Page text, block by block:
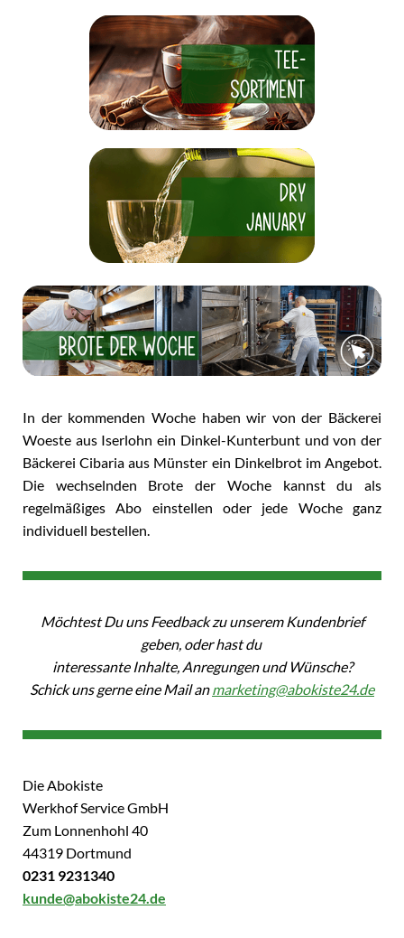
In der kommenden Woche haben wir von der Bäckerei
Woeste aus Iserlohn ein Dinkel-Kunterbunt und von der
Bäckerei Cibaria aus Münster ein Dinkelbrot im Angebot.
Die wechselnden Brote der Woche kannst du als
regelmäßiges Abo einstellen oder jede Woche ganz
individuell bestellen.
Möchtest Du uns Feedback zu unserem Kundenbrief
geben, oder hast du
interessante Inhalte, Anregungen und Wünsche?
Schick uns gerne eine Mail anmarketing@abokiste24.de
Die Abokiste
Werkhof Service GmbH
Zum Lonnenhohl 40
44319 Dortmund
0231 9231340
kunde@abokiste24.de